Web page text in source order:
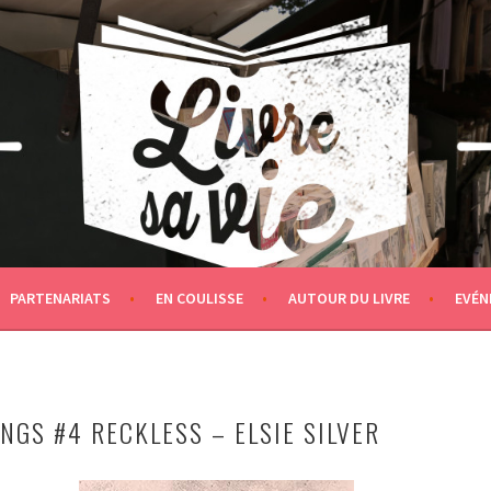
PARTENARIATS EN COULISSE AUTOUR DU LIVRE
#4 RECKLESS – ELSIE SILVER